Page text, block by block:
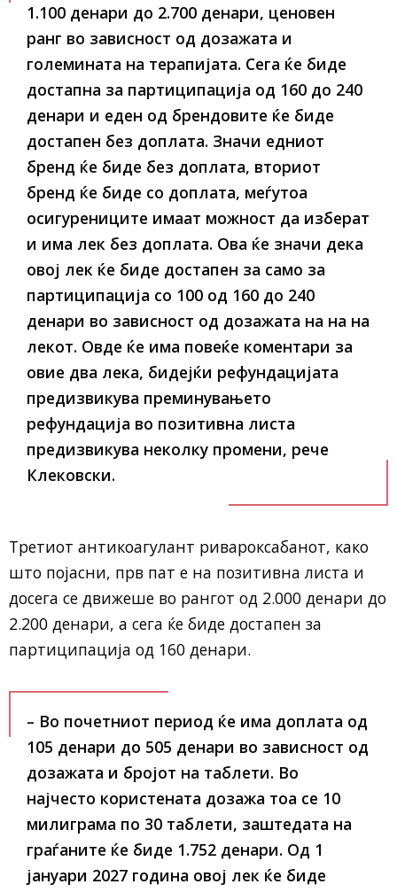
1.100 денари до 2.700 денари, ценовен
ранг во зависност од дозажата и
големината на терапијата. Сега ќе биде
достапна за партиципација од 160 до 240
денари и еден од брендовите ќе биде
достапен без доплата. Значи едниот
бренд ќе биде без доплата, вториот
бренд ќе биде со доплата, меѓутоа
осигурениците имаат можност да изберат
и има лек без доплата. Ова ќе значи дека
овој лек ќе биде достапен за само за
партиципација со 100 од 160 до 240
денари во зависност од дозажата на на на
лекот. Овде ќе има повеќе коментари за
овие два лека, бидејќи рефундацијата
предизвикува преминувањето
рефундација во позитивна листа
предизвикува неколку промени, рече
Клековски.
Третиот антикоагулант ривароксабанот, како
што појасни, прв пат е на позитивна листа и
досега се движеше во рангот од 2.000 денари до
2.200 денари, а сега ќе биде достапен за
партиципација од 160 денари.
– Во почетниот период ќе има доплата од
105 денари до 505 денари во зависност од
дозажата и бројот на таблети. Во
најчесто користената дозажа тоа се 10
милиграма по 30 таблети, заштедата на
граѓаните ќе биде 1.752 денари. Од 1
јануари 2027 година овој лек ќе биде